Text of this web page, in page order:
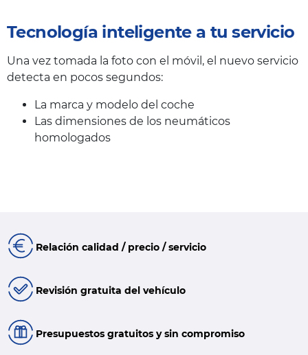
Tecnología inteligente a tu servicio
Una vez tomada la foto con el móvil, el nuevo servicio
detecta en pocos segundos:
La marca y modelo del coche
Las dimensiones de los neumáticos
homologados
Relación calidad / precio / servicio
Revisión gratuita del vehículo
Presupuestos gratuitos y sin compromiso